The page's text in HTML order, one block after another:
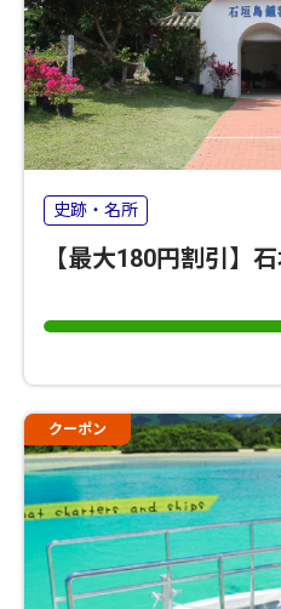
史跡・名所
【最大180円割引】
クーポン